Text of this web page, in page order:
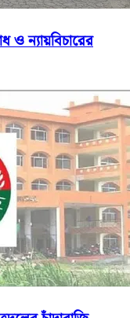
ও ন্যায়বিচারের